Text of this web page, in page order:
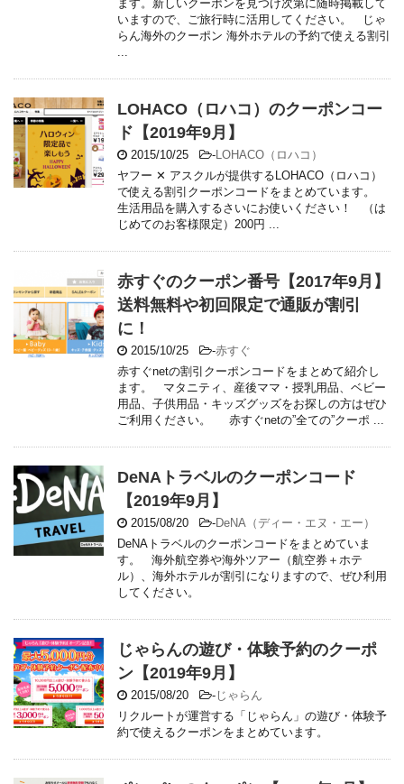
ます。新しいクーポンを見つけ次第に随時掲載して
いますので、ご旅行時に活用してください。 じゃ
らん海外のクーポン 海外ホテルの予約で使える割引
LOHACO（ロハコ）のクーポンコー
ド【2019年9月】
2015/10/25 - LOHACO（ロハコ）
ヤフー ✕ アスクルが提供するLOHACO（ロハコ）
で使える割引クーポンコードをまとめています。
生活用品を購入するさいにお使いください！ （は
じめてのお客様限定）200円 ...
赤すぐのクーポン番号【2017年9月】
送料無料や初回限定で通販が割引
に！
2015/10/25 -赤すぐ
赤すぐnetの割引クーポンコードをまとめて紹介し
ます。 マタニティ、産後ママ・授乳用品、ベビー
用品、子供用品・キッズグッズをお探しの方はぜひ
ご利用ください。 赤すぐnetの”全ての”クーポ ...
DeNAトラベルのクーポンコード
【2019年9月】
2015/08/20 -DeNA（ディー・エヌ・エー）
DeNAトラベルのクーポンコードをまとめていま
す。 海外航空券や海外ツアー（航空券＋ホテ
ル）、海外ホテルが割引になりますので、ぜひ利用
してください。
じゃらんの遊び・体験予約のクーポ
ン【2019年9月】
2015/08/20 - じゃらん
リクルートが運営する「じゃらん」の遊び・体験予
約で使えるクーポンをまとめています。